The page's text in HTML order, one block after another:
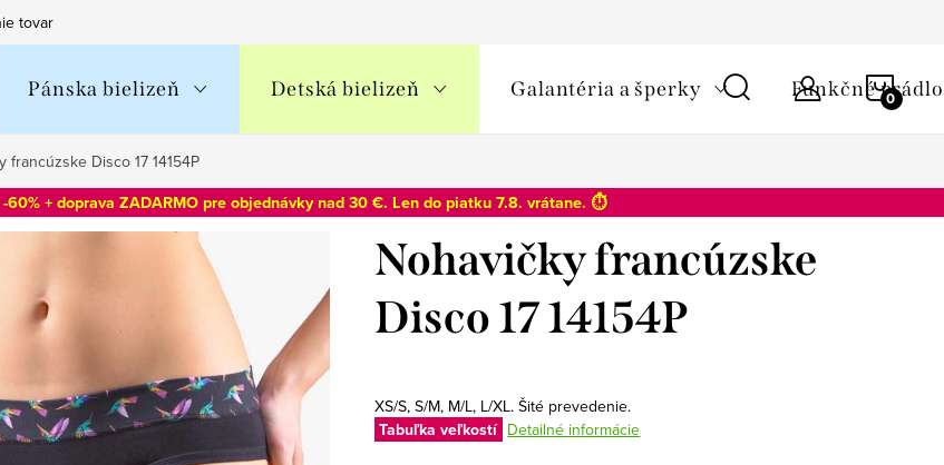
tovaru
Pánska bielizeň Detská bielizeň Galantéria a šperky Funkčné prádlo
francúzske Disco 17 14154P
+ doprava ZADARMO pre objednávky nad 30 €. Len do piatku 7.8. vrátane. ⏱️
Nohavičky francúzske
Disco 17 14154P
XS/S, S/M, M/L, L/XL. Šité prevedenie.
Tabuľka veľkostí Detailné informácie